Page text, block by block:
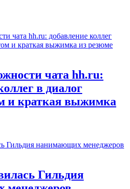
чата hh.ru:
в диалог
и краткая выжимка
Гильдия